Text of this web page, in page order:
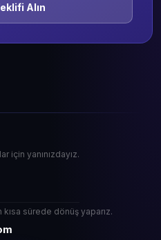
Alın
için yanınızdayız.
sürede dönüş yaparız.